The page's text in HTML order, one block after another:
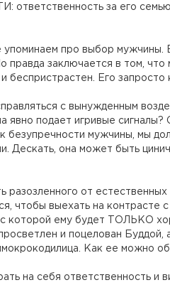
за его семью
упоминаем про выбор мужчины.
правда заключается в том,
беспристрастен. Его
с вынужденным
явно подает игривые
безупречности мужчины, мы
Дескать, она может быть
разозленного от
чтобы выехать на контрасте
которой ему будет ТОЛЬКО
и поцелован Буддой,
Как ее можно
на себя ответственность и